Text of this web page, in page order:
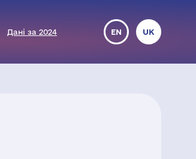
Дані за 2024 EN UK